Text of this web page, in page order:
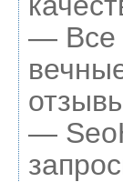
— Все
—